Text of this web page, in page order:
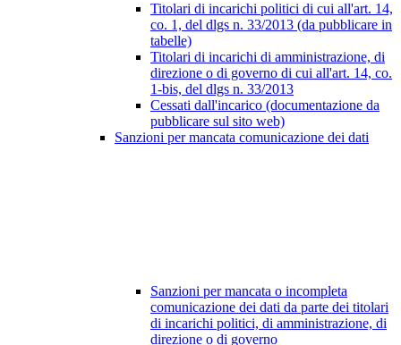
Titolari di incarichi politici di cui all'art. 14,
co. 1, del dlgs n. 33/2013 (da pubblicare in
tabelle)
Titolari di incarichi di amministrazione, di
direzione o di governo di cui all'art. 14, co.
1-bis, del dlgs n. 33/2013
Cessati dall'incarico (documentazione da
pubblicare sul sito web)
Sanzioni per mancata comunicazione dei dati
Sanzioni per mancata o incompleta
comunicazione dei dati da parte dei titolari
di incarichi politici, di amministrazione, di
direzione o di governo